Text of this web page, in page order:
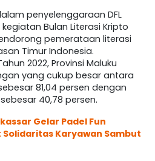
penyelenggaraan DFL
Bulan Literasi Kripto
pemerataan literasi
Timur Indonesia.
2022, Provinsi Maluku
yang cukup besar antara
81,04 persen dengan
40,78 persen.
Gelar Padel Fun
Karyawan Sambut